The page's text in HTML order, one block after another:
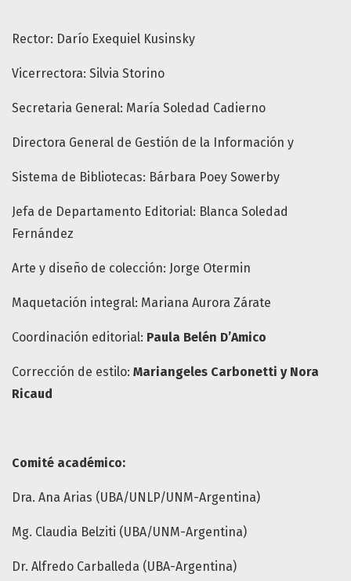
Rector: Darío Exequiel Kusinsky
Vicerrectora: Silvia Storino
Secretaria General: María Soledad Cadierno
Directora General de Gestión de la Información y
Sistema de Bibliotecas: Bárbara Poey Sowerby
Jefa de Departamento Editorial: Blanca Soledad
Fernández
Arte y diseño de colección: Jorge Otermin
Maquetación integral: Mariana Aurora Zárate
Coordinación editorial: Paula Belén D’Amico
Corrección de estilo: Mariangeles Carbonetti y Nora
Ricaud
Comité académico:
Dra. Ana Arias (UBA/UNLP/UNM-Argentina)
Mg. Claudia Belziti (UBA/UNM-Argentina)
Dr. Alfredo Carballeda (UBA-Argentina)